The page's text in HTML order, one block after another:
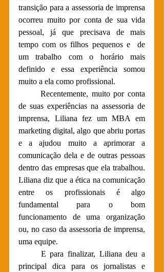
transição para a assessoria de imprensa
ocorreu muito por conta de sua vida
pessoal, já que precisava de mais
tempo com os filhos pequenos e  de
um trabalho com o horário mais
definido e essa experiência somou
muito a ela como profissional.
de suas experiências na assessoria de
imprensa, Liliana fez um MBA em
marketing digital, algo que abriu portas
e a ajudou muito a aprimorar a
comunicação dela e de outras pessoas
dentro das empresas que ela trabalhou.
Liliana diz que a ética na comunicação
entre os profissionais é algo
fundamental para o bom
funcionamento de uma organização
ou, no caso da assessoria de imprensa,
uma equipe.
principal dica para os jornalistas e